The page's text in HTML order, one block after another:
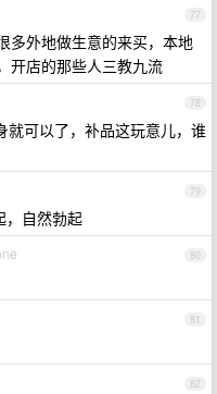
77
多外地做生意的来买，本地
开店的那些人三教九流
78
就可以了，补品这玩意儿，谁
79
，自然勃起
80
81
82